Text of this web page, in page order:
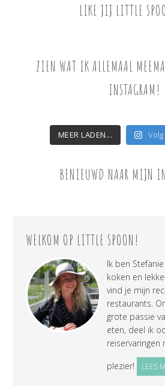
LIKE JIJ LITTLE
ZIEN WAT IK ALLEMAAL
INSTAGRAM!
MEER LADEN...
BENIEUWD NAAR MIJN
WELKOM OP LITTLE SPOON!
Ik ben
koken en
vind je mijn
restaurants.
grote passie
eten, deel ik
reiservaringen
plezier!
LEES